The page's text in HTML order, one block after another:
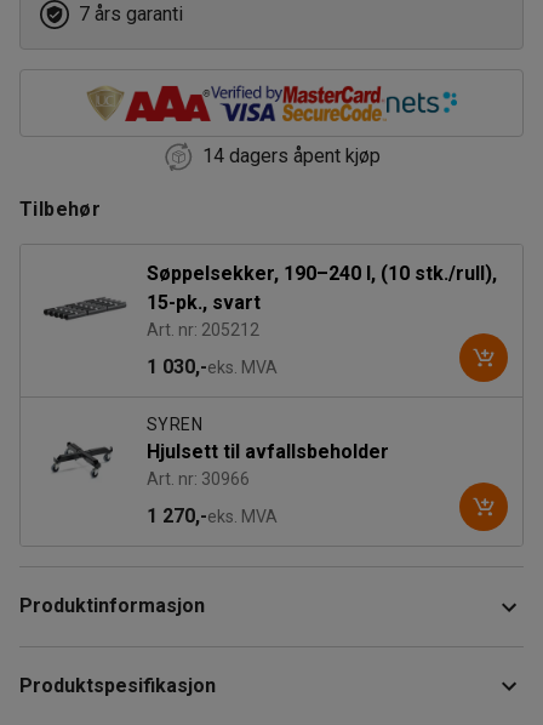
7 års garanti
14 dagers åpent kjøp
Tilbehør
Søppelsekker, 190–240 l, (10 stk./rull),
15-pk., svart
Art. nr: 205212
1 030,-eks. MVA
SYREN
Hjulsett til avfallsbeholder
Art. nr: 30966
1 270,-eks. MVA
Produktinformasjon
lokk som beskytter og skjuler innholdet. Lokket minimerer i
Produktspesifikasjon